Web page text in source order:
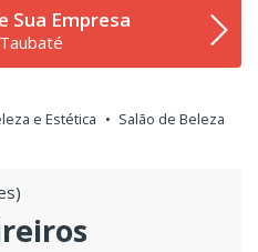
Sua Empresa
e Estética
Salão de Beleza